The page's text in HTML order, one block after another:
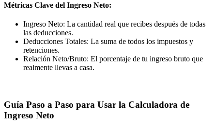
Métricas Clave del Ingreso Neto:
Ingreso Neto: La cantidad real que recibes después de todas
las deducciones.
Deducciones Totales: La suma de todos los impuestos y
retenciones.
Relación Neto/Bruto: El porcentaje de tu ingreso bruto que
realmente llevas a casa.
Guía Paso a Paso para Usar la Calculadora de
Ingreso Neto